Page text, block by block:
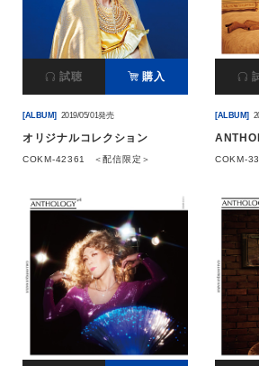
試聴 購入
[ALBUM] 2019/05/01発売
オリジナルコレクション
COKM-42361 ＜配信限定＞
[ALBUM]
COKM-